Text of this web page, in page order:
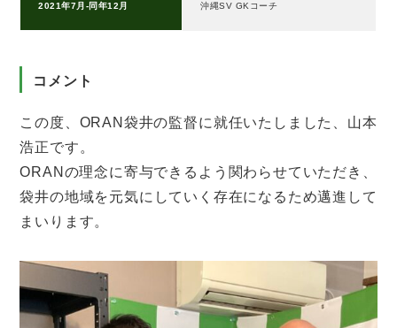
2021年7月-同年12月 沖縄SV GKコーチ
コメント
この度、ORAN袋井の監督に就任いたしました、山本
浩正です。
ORANの理念に寄与できるよう関わらせていただき、
袋井の地域を元気にしていく存在になるため邁進して
まいります。